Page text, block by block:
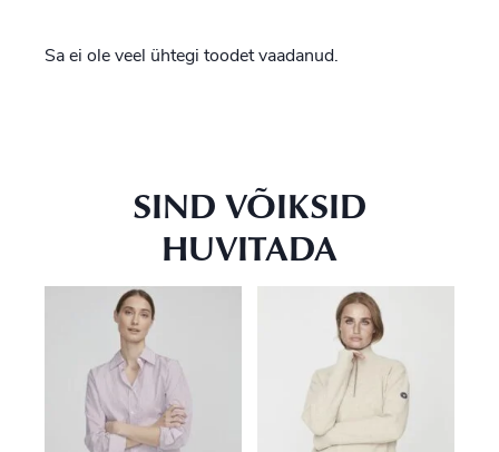
Sa ei ole veel ühtegi toodet vaadanud.
SIND VÕIKSID
HUVITADA